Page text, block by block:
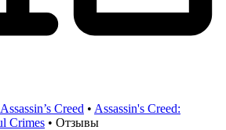
Creed • Assassin's Creed:
Crimes • Отзывы